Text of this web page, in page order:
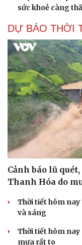
sức khoẻ càng
DỰ BÁO THỜI
Cảnh báo lũ
Thanh Hóa do
Thời tiết hôm nay
và sáng
Thời tiết hôm nay
mưa rất to